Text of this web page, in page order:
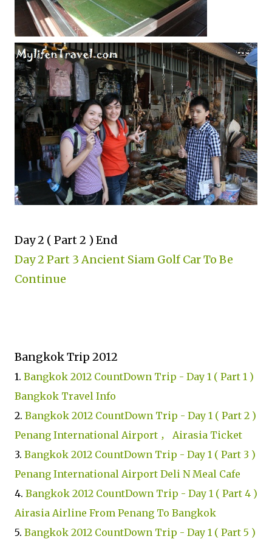
Day 2 ( Part 2 ) End
Day 2 Part 3 Ancient Siam Golf Car To Be
Continue
Bangkok Trip 2012
1. Bangkok 2012 CountDown Trip - Day 1 ( Part 1 )
Bangkok Travel Info
2. Bangkok 2012 CountDown Trip - Day 1 ( Part 2 )
Penang International Airport ， Airasia Ticket
3. Bangkok 2012 CountDown Trip - Day 1 ( Part 3 )
Penang International Airport Deli N Meal Cafe
4. Bangkok 2012 CountDown Trip - Day 1 ( Part 4 )
Airasia Airline From Penang To Bangkok
5. Bangkok 2012 CountDown Trip - Day 1 ( Part 5 )